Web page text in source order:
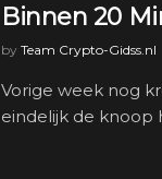
Binnen 20
by Team Crypto-Gidss.nl
Vorige week nog
eindelijk de knoop